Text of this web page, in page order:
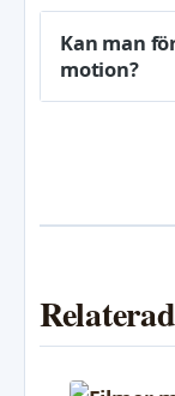
Kan man
motion?